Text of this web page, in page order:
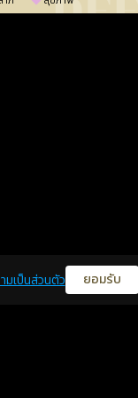
มเป็นส่วนตัว ยอมรับ